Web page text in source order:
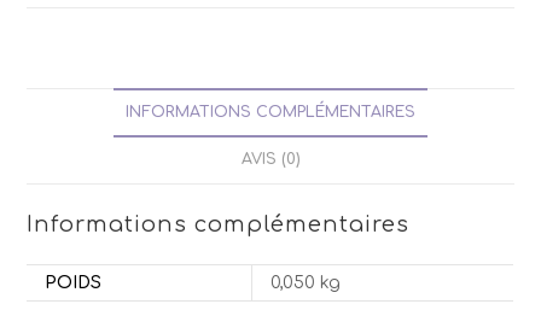
INFORMATIONS COMPLÉMENTAIRES
AVIS (0)
Informations complémentaires
POIDS 0,050 kg